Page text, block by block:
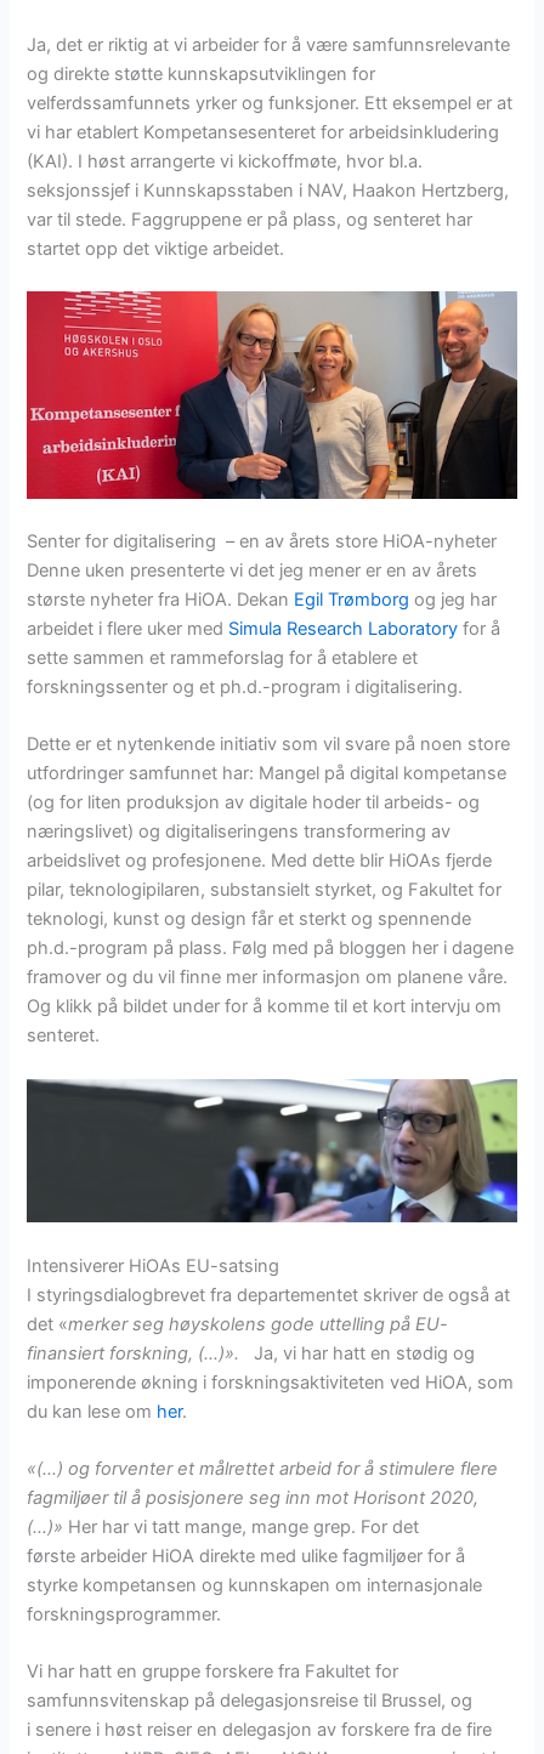
Ja, det er riktig at vi arbeider for å være samfunnsrelevante
og direkte støtte kunnskapsutviklingen for
velferdssamfunnets yrker og funksjoner. Ett eksempel er at
vi har etablert Kompetansesenteret for arbeidsinkludering
(KAI). I høst arrangerte vi kickoffmøte, hvor bl.a.
seksjonssjef i Kunnskapsstaben i NAV, Haakon Hertzberg,
var til stede. Faggruppene er på plass, og senteret har
startet opp det viktige arbeidet.
Senter for digitalisering – en av årets store HiOA-nyheter
Denne uken presenterte vi det jeg mener er en av årets
største nyheter fra HiOA. Dekan Egil Trømborg og jeg har
arbeidet i flere uker med Simula Research Laboratory for å
sette sammen et rammeforslag for å etablere et
forskningssenter og et ph.d.-program i digitalisering.
Dette er et nytenkende initiativ som vil svare på noen store
utfordringer samfunnet har: Mangel på digital kompetanse
(og for liten produksjon av digitale hoder til arbeids- og
næringslivet) og digitaliseringens transformering av
arbeidslivet og profesjonene. Med dette blir HiOAs fjerde
pilar, teknologipilaren, substansielt styrket, og Fakultet for
teknologi, kunst og design får et sterkt og spennende
ph.d.-program på plass. Følg med på bloggen her i dagene
framover og du vil finne mer informasjon om planene våre.
Og klikk på bildet under for å komme til et kort intervju om
senteret.
Intensiverer HiOAs EU-satsing
I styringsdialogbrevet fra departementet skriver de også at
det «merker seg høyskolens gode uttelling på EU-
finansiert forskning, (…)». Ja, vi har hatt en stødig og
imponerende økning i forskningsaktiviteten ved HiOA, som
du kan lese om her.
«(…) og forventer et målrettet arbeid for å stimulere flere
fagmiljøer til å posisjonere seg inn mot Horisont 2020,
(…)» Her har vi tatt mange, mange grep. For det
første arbeider HiOA direkte med ulike fagmiljøer for å
styrke kompetansen og kunnskapen om internasjonale
forskningsprogrammer.
Vi har hatt en gruppe forskere fra Fakultet for
samfunnsvitenskap på delegasjonsreise til Brussel, og
i senere i høst reiser en delegasjon av forskere fra de fire